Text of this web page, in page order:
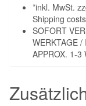
*inkl. MwSt.
Shipping costs
SOFORT
WERKTAGE /
APPROX. 1-3